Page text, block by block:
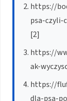
https://
psa-czyli-
[2]
https://
ak-
https://
dla-psa-